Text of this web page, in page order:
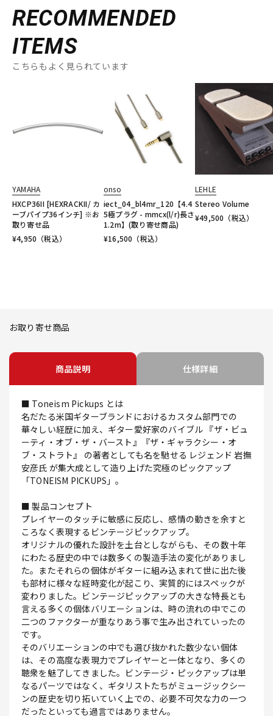
RECOMMENDED
ITEMS
こちらもよく見られています
YAMAHA
HXCP36II [HEXRACKII/ カ
ーブパイプ36インチ] ※お
取り寄せ品
¥4,950 （税込）
onso
iect_04_bl4mr_120【4.4
5極プラグ - mmcx(l/r)長さ
1.2m】(取り寄せ商品)
¥16,500 （税込）
LEHLE
Stereo Volume
¥49,500 （税込）
お取り寄せ商品
商品説明 仕様詳細
■ Toneism Pickups とは
名だたる米国ギターブランドにおけるカスタム部門での
華々しい経歴に加え、ギター愛好家のバイブル 『ザ・ビュ
ーティ・オブ・ザ・バースト』『ザ・ギャラクシー・オ
ブ・ストラト』 の著者としても名を馳せる レジェンド 岩撫
安彦氏 が集大成として造り上げた究極のピックアップ
「TONEISM PICKUPS」。
■ 製品コンセプト
プレイヤーのタッチに敏感に反応し、感情の動きを余すと
ころなく表現するビンテージピックアップ。
オリジナルの優れた設計を土台としながらも、その数十年
にわたる歴史の中では数多くの製造手法の変化がありまし
た。またそれらの個体がギターに組み込まれて世に出た後
も部材に様々な経時変化が起こり、実質的にはスペックが
変わりました。ビンテージピックアップの大きな特長とも
言える多くの個体バリエーションは、時の流れの中でこの
二つのファクターが重なりあう事で生み出されていったの
です。
そのバリエーションの中でも選び抜かれた数少ない個体
は、その高度な表現力でプレイヤーと一体となり、多くの
聴衆を魅了してきました。ビンテージ・ピックアップは単
なるパーツではなく、ギタリストたちがミュージックシー
ンの歴史を切り拓いていく上での、必要不可欠な力の一つ
だったといっても過言ではありません。